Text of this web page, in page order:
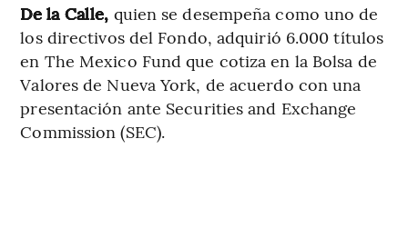
De la Calle, quien se desempeña como uno de
los directivos del Fondo, adquirió 6.000 títulos
en The Mexico Fund que cotiza en la Bolsa de
Valores de Nueva York, de acuerdo con una
presentación ante Securities and Exchange
Commission (SEC).